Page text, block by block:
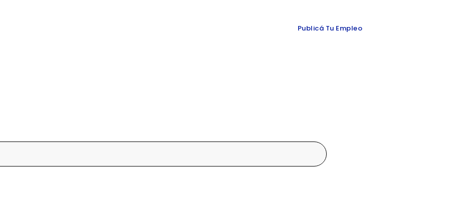
Publicá Tu Empleo